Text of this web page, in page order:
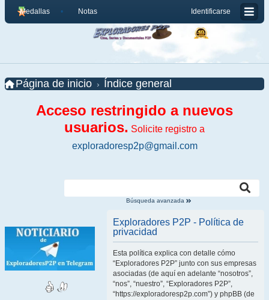
Identificarse
Medallas Notas
Página de inicio Índice general
Acceso restringido a nuevos
usuarios. Solicite registro a
exploradoresp2p@gmail.com
Búsqueda avanzada
Exploradores P2P - Política de
privacidad
Esta política explica con detalle cómo
“Exploradores P2P” junto con sus empresas
asociadas (de aquí en adelante “nosotros”,
“nos”, “nuestro”, “Exploradores P2P”,
“https://exploradoresp2p.com”) y phpBB (de